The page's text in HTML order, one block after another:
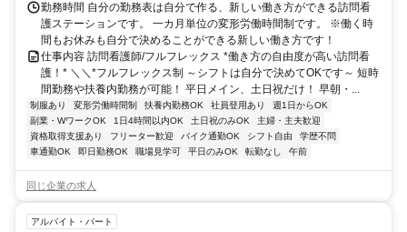
勤務時間 自分の勤務表は自分で作る、新しい働き方ができる訪問看
護ステーションです。 一カ月単位の変形労働時間制です。 ※働く時
間もお休みも自分で決めることができる新しい働き方です！
仕事内容 訪問看護師/フルフレックス *働き方の自由度が高い訪問看
護！* ＼＼*フルフレックス制 ～シフトは自分で決めてOKです～ 短時
間勤務や扶養内勤務が可能！ 平日メイン、土日祝だけ！ 早朝・...
制服あり 変形労働時間制 扶養内勤務OK 社員登用あり
週1日からOK
副業・WワークOK
1日4時間以内OK 土日祝のみOK
主婦・主夫歓迎
資格取得支援あり
フリーター歓迎 バイク通勤OK シフト自由
学歴不問
車通勤OK
即日勤務OK 職場見学可 平日のみOK 転勤なし 午前
同じ企業の求人
アルバイト・パート